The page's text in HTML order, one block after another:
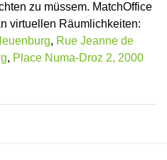
zu müssem. MatchOffice
virtuellen Räumlichkeiten:
, Rue Jeanne de
, Place Numa-Droz 2, 2000